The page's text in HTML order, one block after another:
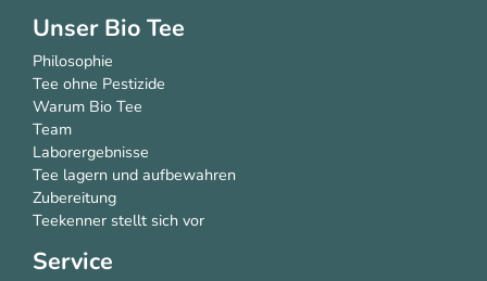
Unser Bio Tee
Philosophie
Tee ohne Pestizide
Warum Bio Tee
Team
Laborergebnisse
Tee lagern und aufbewahren
Zubereitung
Teekenner stellt sich vor
Service